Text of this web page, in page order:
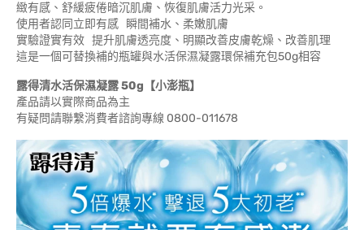
緻有感、舒緩疲倦暗沉肌膚、恢復肌膚活力光采。
使用者認同立即有感 瞬間補水、柔嫩肌膚
實驗證實有效 提升肌膚透亮度、明顯改善皮膚乾燥、改善肌理
這是一個可替換補的瓶罐與水活保濕凝露環保補充包50g相容
露得清水活保濕凝露 50g【小澎瓶】
產品請以實際商品為主
有疑問請聯繫消費者諮詢專線 0800-011678